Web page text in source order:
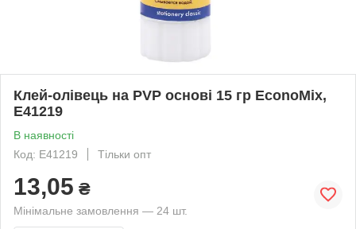
Клей-олівець на PVP основі 15 гр EconoMix,
Е41219
В наявності
Код: Е41219
Тільки опт
13,05 ₴
Мінімальне замовлення — 24 шт.